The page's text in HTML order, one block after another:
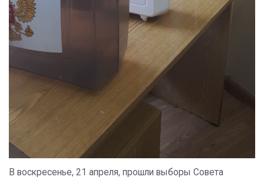
В воскресенье, 21 апреля, прошли выборы Совета